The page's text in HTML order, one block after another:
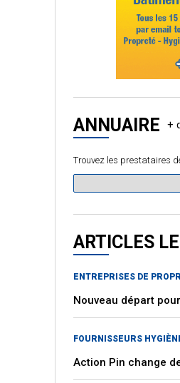
ANNUAIRE
Trouvez les prestataires
ARTICLES
ENTREPRISES DE
Nouveau départ
FOURNISSEURS
Action Pin change